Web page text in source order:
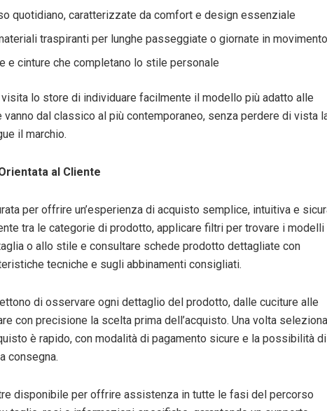
quotidiano, caratterizzate da comfort e design essenziale
traspiranti per lunghe passeggiate o giornate in movimento
e cinture che completano lo stile personale
lo store di individuare facilmente il modello più adatto alle
dal classico al più contemporaneo, senza perdere di vista
il marchio.
al Cliente
per offrire un’esperienza di acquisto semplice, intuitiva e
tra le categorie di prodotto, applicare filtri per trovare i modelli
o allo stile e consultare schede prodotto dettagliate con
tecniche e sugli abbinamenti consigliati.
di osservare ogni dettaglio del prodotto, dalle cuciture alle
con precisione la scelta prima dell’acquisto. Una volta
è rapido, con modalità di pagamento sicure e la possibilità di
consegna.
disponibile per offrire assistenza in tutte le fasi del percorso